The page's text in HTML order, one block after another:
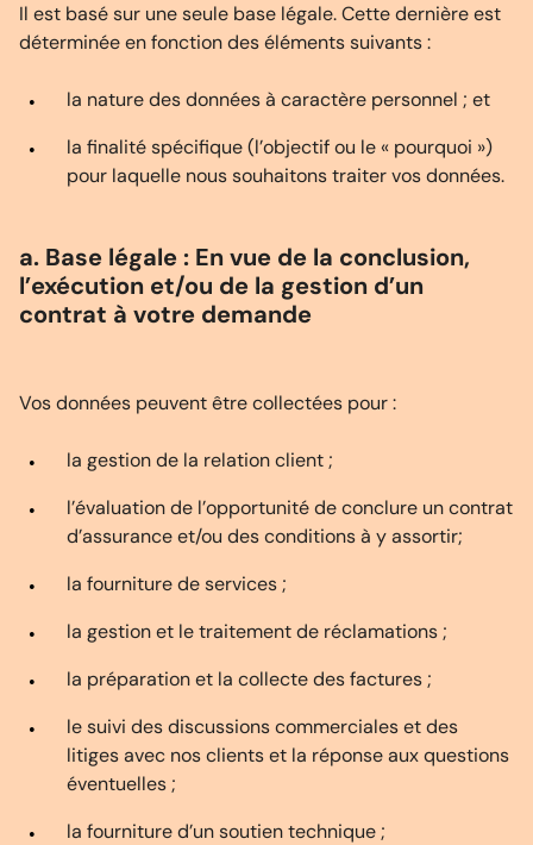
Il est basé sur une seule base légale. Cette dernière est
déterminée en fonction des éléments suivants :
la nature des données à caractère personnel ; et
la finalité spécifique (l’objectif ou le « pourquoi »)
pour laquelle nous souhaitons traiter vos données.
a. Base légale : En vue de la conclusion,
l’exécution et/ou de la gestion d’un
contrat à votre demande
Vos données peuvent être collectées pour :
la gestion de la relation client ;
l’évaluation de l’opportunité de conclure un contrat
d’assurance et/ou des conditions à y assortir;
la fourniture de services ;
la gestion et le traitement de réclamations ;
la préparation et la collecte des factures ;
le suivi des discussions commerciales et des
litiges avec nos clients et la réponse aux questions
éventuelles ;
la fourniture d’un soutien technique ;